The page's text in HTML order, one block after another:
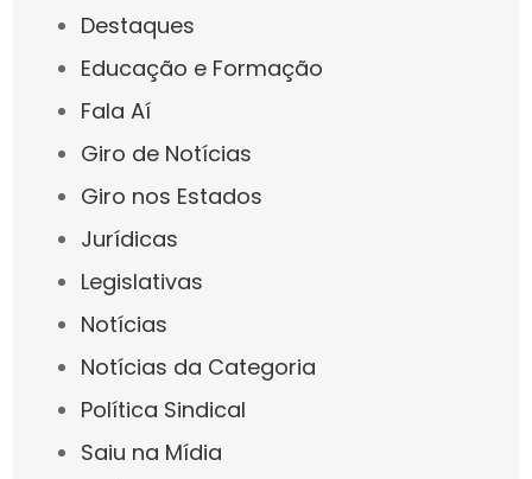
Destaques
Educação e Formação
Fala Aí
Giro de Notícias
Giro nos Estados
Jurídicas
Legislativas
Notícias
Notícias da Categoria
Política Sindical
Saiu na Mídia